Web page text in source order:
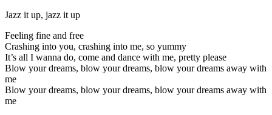
Jazz it up, jazz it up
Feeling fine and free
Crashing into you, crashing into me, so yummy
It’s all I wanna do, come and dance with me, pretty please
Blow your dreams, blow your dreams, blow your dreams away with
me
Blow your dreams, blow your dreams, blow your dreams away with
me